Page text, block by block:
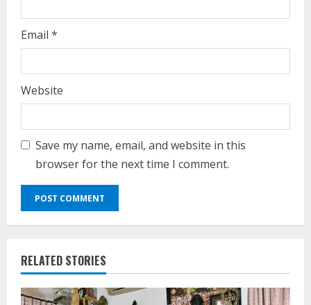
Email *
Website
Save my name, email, and website in this
browser for the next time I comment.
RELATED STORIES